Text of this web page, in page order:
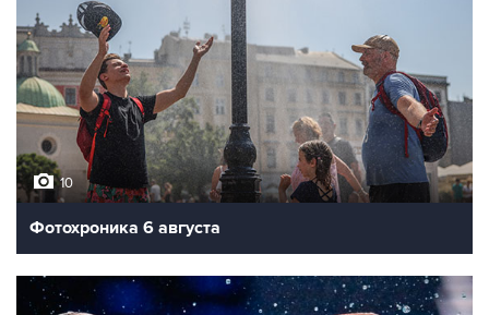
10
Фотохроника 6 августа